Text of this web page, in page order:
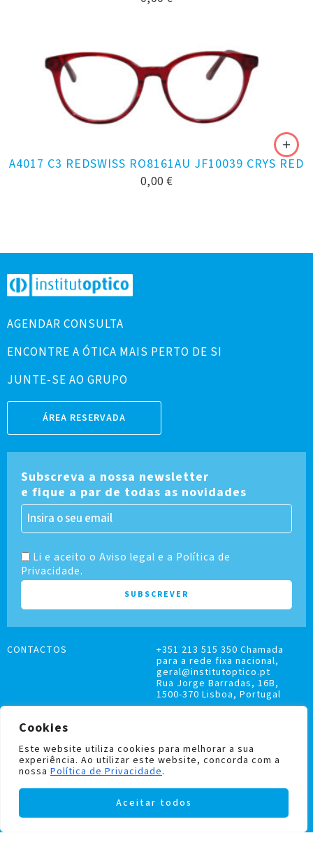
Cookies
Este website utiliza cookies para melhorar a sua
experiência. Ao utilizar este website, concorda com a
nossa Política de Privacidade.
Aceitar todos
A4017 C3 REDSWISS RO8161AU JF10039 CRYS RED
0,00 €
AGENDAR CONSULTA
ENCONTRE A ÓTICA MAIS PERTO DE SI
JUNTE-SE AO GRUPO
ÁREA RESERVADA
Subscreva a nossa newsletter
e fique a par de todas as novidades
Li e aceito o Aviso legal e a Política de
Privacidade.
LIVRO DE RECLAMAÇÕES
POLÍTICA DE PRIVACIDADE E COOKIES
CONTACTOS
+351 213 515 350 Chamada
para a rede fixa nacional,
geral@institutoptico.pt
Rua Jorge Barradas, 16B,
1500-370 Lisboa, Portugal